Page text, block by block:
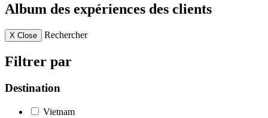
Album des expériences des clients
X Close Rechercher
Filtrer par
Destination
Vietnam